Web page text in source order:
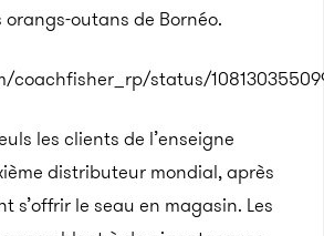
orangs-outans de Bornéo.
coachfisher_rp/status/
les clients de l’enseigne
distributeur mondial, après
s’offrir le seau en magasin. Les